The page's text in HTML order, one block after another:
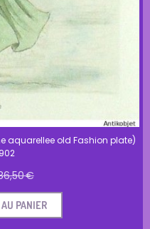
aquarellee old Fashion plate)
€
PANIER